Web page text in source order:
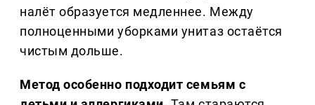
налёт образуется медленнее. Между
полноценными уборками унитаз остаётся
чистым дольше.
Метод особенно подходит семьям с